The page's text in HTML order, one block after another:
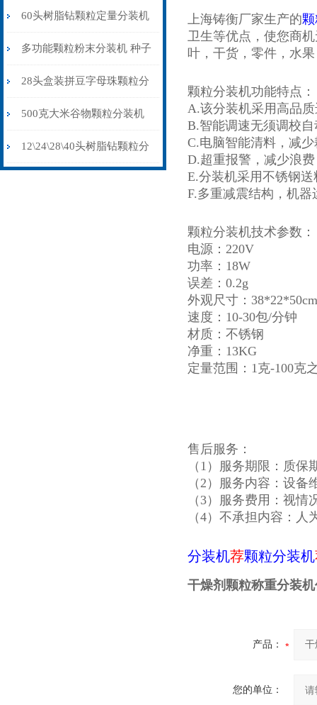
60头树脂钻颗粒定量分装机
(装盒机)防静电不堵料
多功能颗粒粉末分装机 种子
药材调料自动称重分装机 台
式定量灌装机
28头盒装拼豆字母珠颗粒分
装机不漏料防串色防静电
500克大米谷物颗粒分装机
双头震动下料
12\24\28\40头树脂钻颗粒分
上海铸衡厂家生产的
卫生等优点，使您商
叶，干货，零件，水
颗粒分装机功能特点：
A.该分装机采用高品
B.智能调速无须调校
C.电脑智能清料，减
D.超重报警，减少浪费
E.分装机采用不锈钢
F.多重减震结构，机
颗粒分装机技术参数：
电源：220V
功率：18W
误差：0.2g
外观尺寸：38*22*50cm
速度：10-30包/分钟
材质：不锈钢
净重：13KG
定量范围：1克-100克
售后服务：
（1）服务期限：质
（2）服务内容：设
（3）服务费用：视情
（4）不承担内容：人
分装机荐颗粒分装机
干燥剂颗粒称重分装
产品：
您的单位：